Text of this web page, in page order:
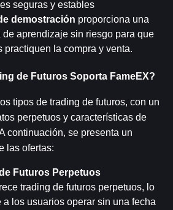
seguras y estables
demostración proporciona una
de aprendizaje sin riesgo para que
practiquen la compra y venta.
de Futuros Soporta FameEX?
tipos de trading de futuros, con un
perpetuos y características de
continuación, se presenta un
las ofertas:
Futuros Perpetuos
trading de futuros perpetuos, lo
a los usuarios operar sin una fecha